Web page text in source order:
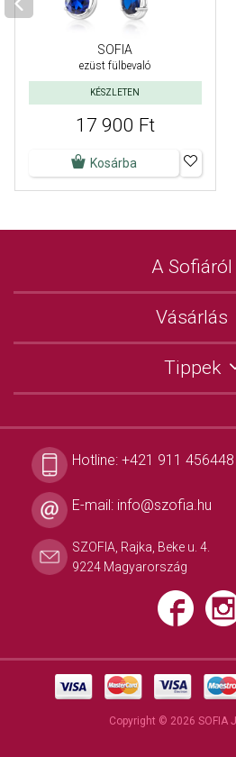
SOFIA
ezüst fülbevaló
KÉSZLETEN
17 900 Ft
Kosárba
A Sofiáról
Vásárlás
Tippek
Hotline: +421 911 456448
E-mail: info@szofia.hu
SZOFIA, Rajka, Beke u. 4.
9224 Magyarország
Copyright © 2026 SOFIA